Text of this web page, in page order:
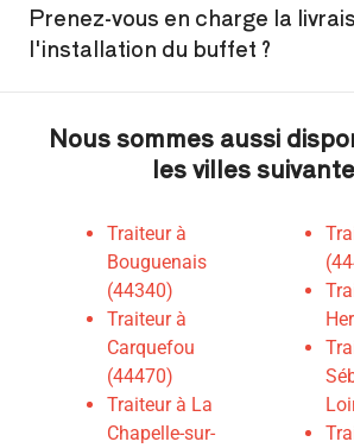
Prenez-vous en charge la
l'installation du buffet ?
Nous sommes aussi
les villes
Traiteur à
Bouguenais
(44340)
Traiteur à
Carquefou
(44470)
Traiteur à La
Chapelle-sur-